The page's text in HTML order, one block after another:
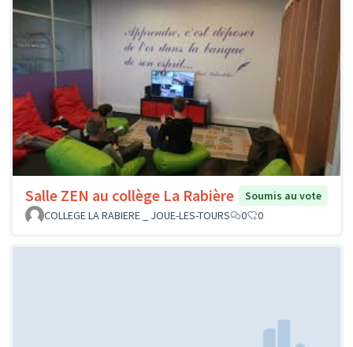
Salle ZEN au collège La Rabière
Soumis au vote
COLLEGE LA RABIERE _ JOUE-LES-TOURS
0 0